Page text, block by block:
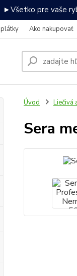
►Všetko pre vaše
Ako nakupovať
Úvod Liečivá
Sera